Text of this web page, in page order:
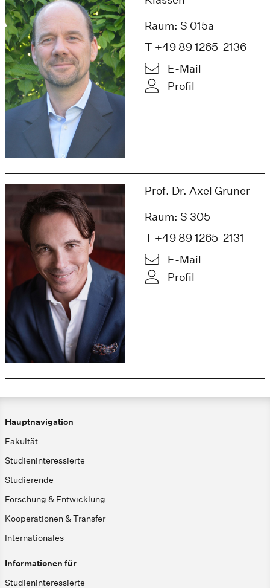
Raum: S 015a
T +49 89 1265-2136
E-Mail
Profil
Prof. Dr. Axel Gruner
Raum: S 305
T +49 89 1265-2131
E-Mail
Profil
Hauptnavigation
Fakultät
Studieninteressierte
Studierende
Forschung & Entwicklung
Kooperationen & Transfer
Internationales
Informationen für
Studieninteressierte